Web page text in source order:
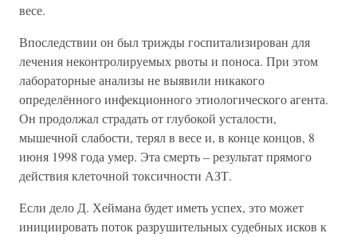
весе.
Впоследствии он был трижды госпитализирован для
лечения неконтролируемых рвоты и поноса. При этом
лабораторные анализы не выявили никакого
определённого инфекционного этиологического агента.
Он продолжал страдать от глубокой усталости,
мышечной слабости, терял в весе и, в конце концов, 8
июня 1998 года умер. Эта смерть – результат прямого
действия клеточной токсичности АЗТ.
Если дело Д. Хеймана будет иметь успех, это может
инициировать поток разрушительных судебных исков к